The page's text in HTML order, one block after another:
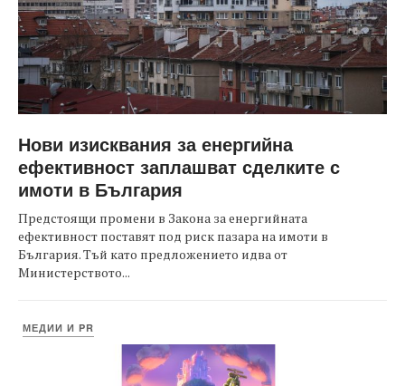
Нови изисквания за енергийна
ефективност заплашват сделките с
имоти в България
Предстоящи промени в Закона за енергийната
ефективност поставят под риск пазара на имоти в
България. Тъй като предложението идва от
Министерството...
МЕДИИ И PR